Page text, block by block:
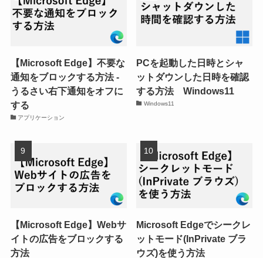
【Microsoft Edge】不要な
通知をブロックする方法 -
うるさい右下通知をオフに
する
アプリケーション
PCを起動した日時とシャ
ットダウンした日時を確認
する方法 Windows11
Windows11
【Microsoft Edge】Webサ
イトの広告をブロックする
方法
Microsoft Edgeでシークレ
ットモード(InPrivate ブラ
ウズ)を使う方法